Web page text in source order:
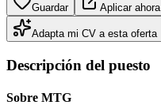
Guardar Aplicar ahora
Adapta mi CV a esta oferta
Descripción del puesto
Sobre MTG